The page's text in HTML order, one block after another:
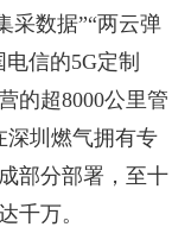
采数据”“两云弹
信的5G定制
的超8000公里管
深圳燃气拥有专
部分部署，至十
千万。